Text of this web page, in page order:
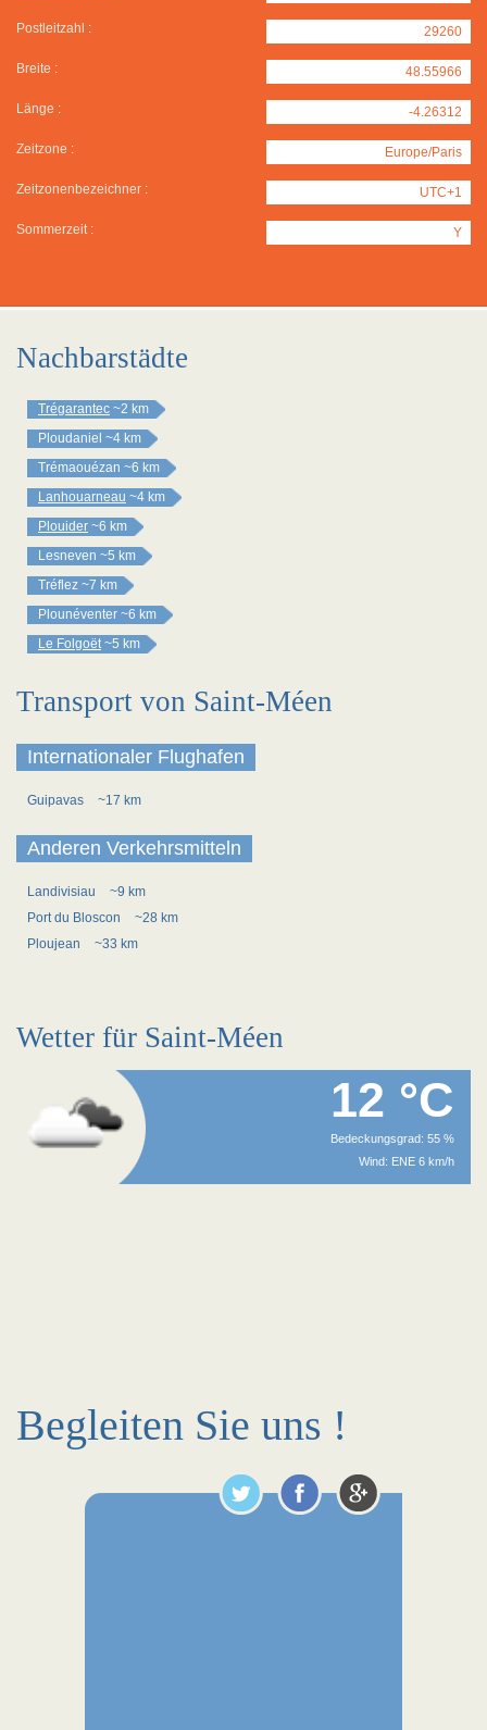
Postleitzahl : 29260
Breite : 48.55966
Länge : -4.26312
Zeitzone : Europe/Paris
Zeitzonenbezeichner : UTC+1
Sommerzeit : Y
Nachbarstädte
Trégarantec ~2 km
Ploudaniel ~4 km
Trémaouézan ~6 km
Lanhouarneau ~4 km
Plouider ~6 km
Lesneven ~5 km
Tréflez ~7 km
Plounéventer ~6 km
Le Folgoët ~5 km
Transport von Saint-Méen
Internationaler Flughafen
Guipavas ~17 km
Anderen Verkehrsmitteln
Landivisiau
~9 km
Port du Bloscon
~28 km
Ploujean
~33 km
Wetter für Saint-Méen
12 °C
Bedeckungsgrad: 55 %
Wind: ENE 6 km/h
Begleiten Sie uns !